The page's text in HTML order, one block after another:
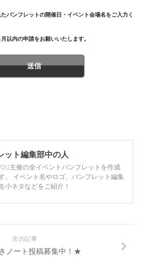
パンフレットの開催日・イベント会場名をご入力くだ
以内の申請をお願いいたします。
ット編集部中の人
主催の全イベントパンフレットを作成
。 イベント名やロゴ、パンフレット編集
小ネタなどをご紹介！
次の記事
ノート投稿募集中！★